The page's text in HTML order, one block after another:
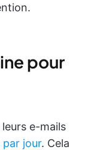
pour
e-mails
jour. Cela